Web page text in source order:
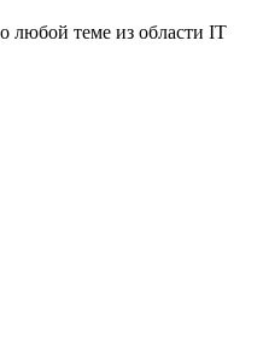
любой теме из области IT